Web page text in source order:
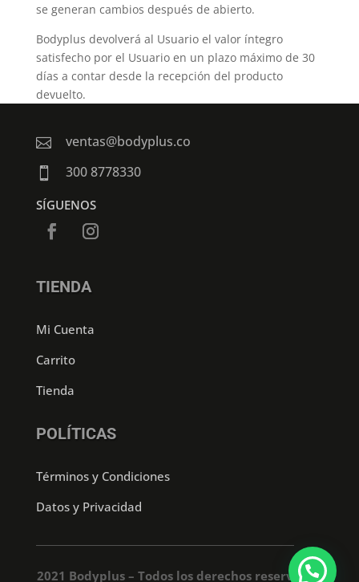
se generan cambios después de abierto.
Bodyplus devolverá al Usuario el valor íntegro
satisfecho por el Usuario en un plazo máximo de 30
días a contar desde la recepción del producto
devuelto.
 ventas@bodyplus.co
 300 8778330
SÍGUENOS
TIENDA
Mi Cuenta
Carrito
Tienda
POLÍTICAS
Términos y Condiciones
Datos y Privacidad
2021 Bodyplus – Todos los derechos reservados